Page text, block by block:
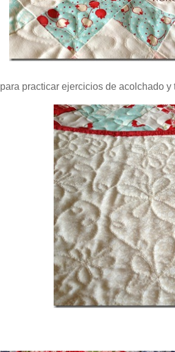
practicar ejercicios de acolchado y